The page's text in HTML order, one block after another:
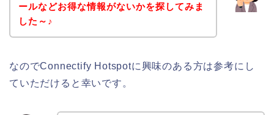
ールなどお得な情報がないかを探してみま
した～♪
なのでConnectify Hotspotに興味のある方は参考にし
ていただけると幸いです。